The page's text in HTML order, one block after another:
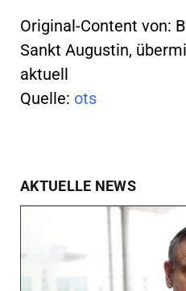
Original-Content von:
Sankt Augustin,
aktuell
Quelle: ots
AKTUELLE NEWS